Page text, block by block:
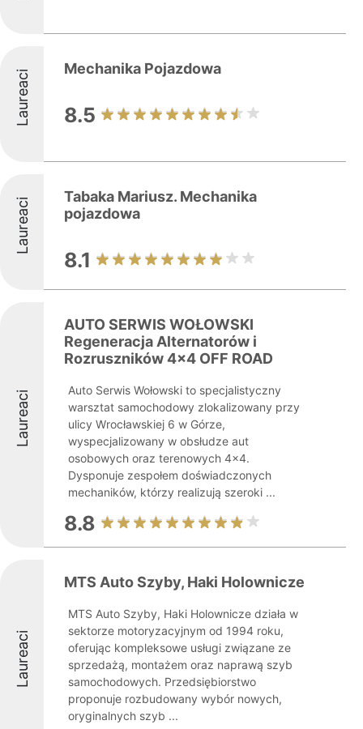
Laureaci Mechanika Pojazdowa
8.5
Laureaci
Tabaka Mariusz. Mechanika
pojazdowa
8.1
Laureaci
AUTO SERWIS WOŁOWSKI
Regeneracja Alternatorów i
Rozruszników 4x4 OFF ROAD
Auto Serwis Wołowski to specjalistyczny
warsztat samochodowy zlokalizowany przy
ulicy Wrocławskiej 6 w Górze,
wyspecjalizowany w obsłudze aut
osobowych oraz terenowych 4x4.
Dysponuje zespołem doświadczonych
mechaników, którzy realizują szeroki ...
8.8
Laureaci
MTS Auto Szyby, Haki Holownicze
MTS Auto Szyby, Haki Holownicze działa w
sektorze motoryzacyjnym od 1994 roku,
oferując kompleksowe usługi związane ze
sprzedażą, montażem oraz naprawą szyb
samochodowych. Przedsiębiorstwo
proponuje rozbudowany wybór nowych,
oryginalnych szyb ...